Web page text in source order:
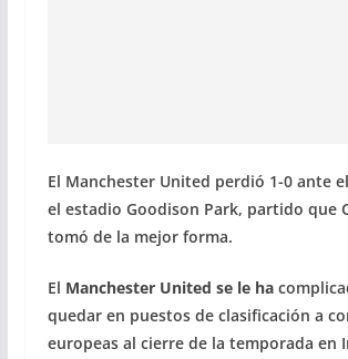
El Manchester United perdió 1-0 ante
el estadio Goodison Park, partido que
tomó de la mejor forma.
El Manchester United se le ha
quedar en puestos de clasificación a
europeas al cierre de la temporada en